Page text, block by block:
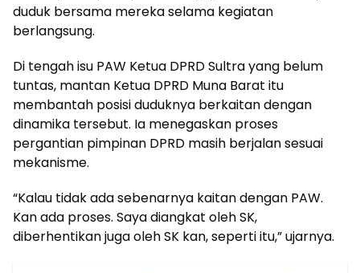
duduk bersama mereka selama kegiatan
berlangsung.
Di tengah isu PAW Ketua DPRD Sultra yang belum
tuntas, mantan Ketua DPRD Muna Barat itu
membantah posisi duduknya berkaitan dengan
dinamika tersebut. Ia menegaskan proses
pergantian pimpinan DPRD masih berjalan sesuai
mekanisme.
“Kalau tidak ada sebenarnya kaitan dengan PAW.
Kan ada proses. Saya diangkat oleh SK,
diberhentikan juga oleh SK kan, seperti itu,” ujarnya.